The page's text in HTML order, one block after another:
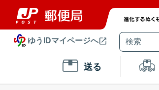
ゆうIDマイページへ
送る